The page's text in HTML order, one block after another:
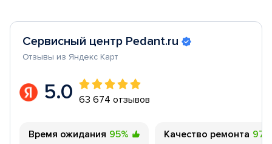
Сервисный центр Pedant.ru
Отзывы из Яндекс Карт
5.0 63 674 отзывов
Время ожидания 95% Качество ремонта 97%